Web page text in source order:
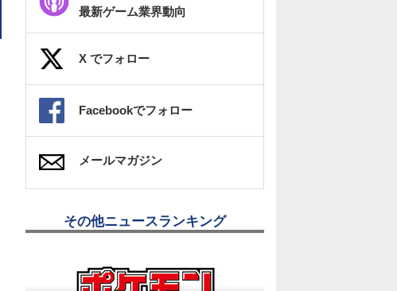
最新ゲーム業界動向
X でフォロー
Facebookでフォロー
メールマガジン
その他ニュースランキング